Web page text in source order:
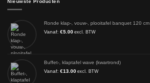
Nieuwste Producten
Ronde klap-, vouw-, plooitafel banquet 120 cm
Vanaf: €5.00 excl. BTW
Buffet-, klaptafel wave (kwartrond)
Vanaf: €13.00 excl. BTW